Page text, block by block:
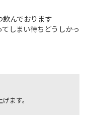
んでおります
しまい待ちどうしかっ
ます。